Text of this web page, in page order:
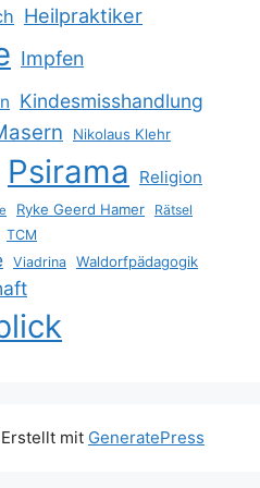
Heilpraktiker
Impfen
Kindesmisshandlung
Nikolaus Klehr
Psirama Religion
Ryke Geerd Hamer Rätsel
TCM
Viadrina Waldorfpädagogik
Erstellt mit GeneratePress